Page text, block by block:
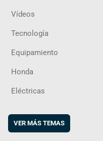
Vídeos
Tecnología
Equipamiento
Honda
Eléctricas
VER MÁS TEMAS